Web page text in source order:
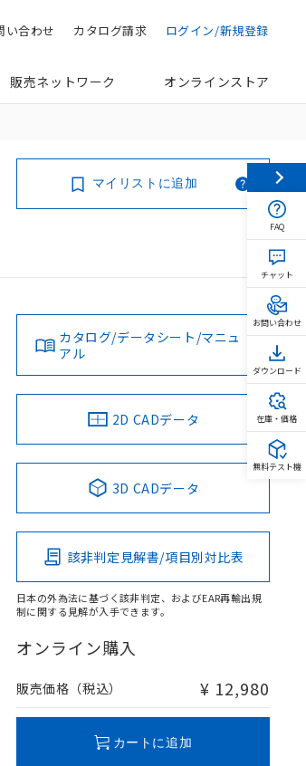
ログイン/新規登録
カタログ請求
い合わせ
販売ネットワーク オンラインストア
マイリストに追加
カタログ/データシート/マニュ
アル
2D CADデータ
3D CADデータ
該非判定見解書/項目別対比表
日本の外為法に基づく該非判定、およびEAR再輸出規
制に関する見解が入手できます。
オンライン購入
販売価格（税込） ¥ 12,980
カートに追加
FAQ
チャット
お問い合わせ
ダウンロード
在庫・価格
無料テスト機